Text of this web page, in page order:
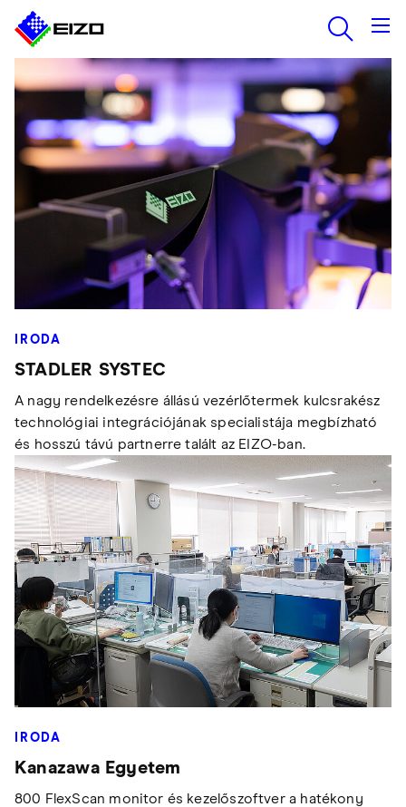
IRODA
STADLER SYSTEC
A nagy rendelkezésre állású vezérlőtermek kulcsrakész
technológiai integrációjának specialistája megbízható
és hosszú távú partnerre talált az EIZO-ban.
IRODA
Kanazawa Egyetem
800 FlexScan monitor és kezelőszoftver a hatékony